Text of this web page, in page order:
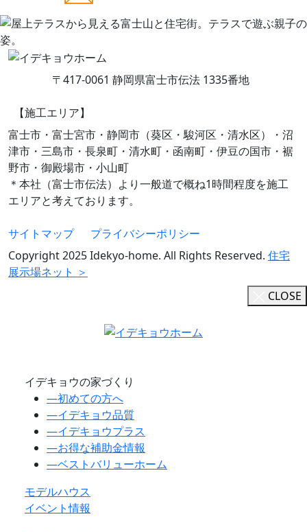
〒417-0061 静岡県富士市伝法 1335番地
【施工エリア】
富士市・富士宮市・静岡市（葵区・駿河区・清水区）・沼
津市・三島市・長泉町・清水町・函南町・伊豆の国市・裾
野市・御殿場市・小山町
＊本社（富士市伝法）より一般道で概ね1時間程度を施工
エリアと考えております。
サイトマップ
プライバシーポリシー
Copyright 2025 Idekyo-home. All Rights Reserved. 住宅
展示場ネット ＞
CLOSE
イデキョウの家づくり
―初めての方へ
―イデキョウ品質
―イデキョウプラス
―お得な補助金情報
―ベストバリューホーム
モデルハウス
イベント情報